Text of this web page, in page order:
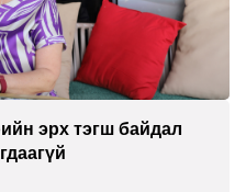
эрх тэгш байдал